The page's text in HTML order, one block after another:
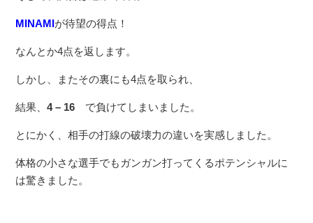
MINAMIが待望の得点！
なんとか4点を返します。
しかし、またその裏にも4点を取られ、
結果、4 – 16 で負けてしまいました。
とにかく、相手の打線の破壊力の違いを実感しました。
体格の小さな選手でもガンガン打ってくるポテンシャルに
は驚きました。